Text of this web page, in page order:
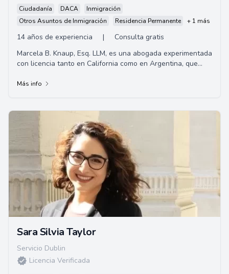
Ciudadanía DACA
Inmigración
Otros Asuntos de Inmigración
Residencia Permanente + 1 más
14 años de experiencia |
Consulta gratis
Marcela B. Knaup, Esq. LLM, es una abogada experimentada
con licencia tanto en California como en Argentina, que
Más info
Sara Silvia Taylor
Servicio Dublin
Licencia Verificada